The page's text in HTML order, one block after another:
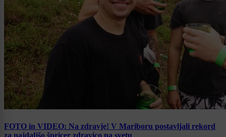
FOTO in VIDEO: Na zdravje! V Mariboru postavljali rekord